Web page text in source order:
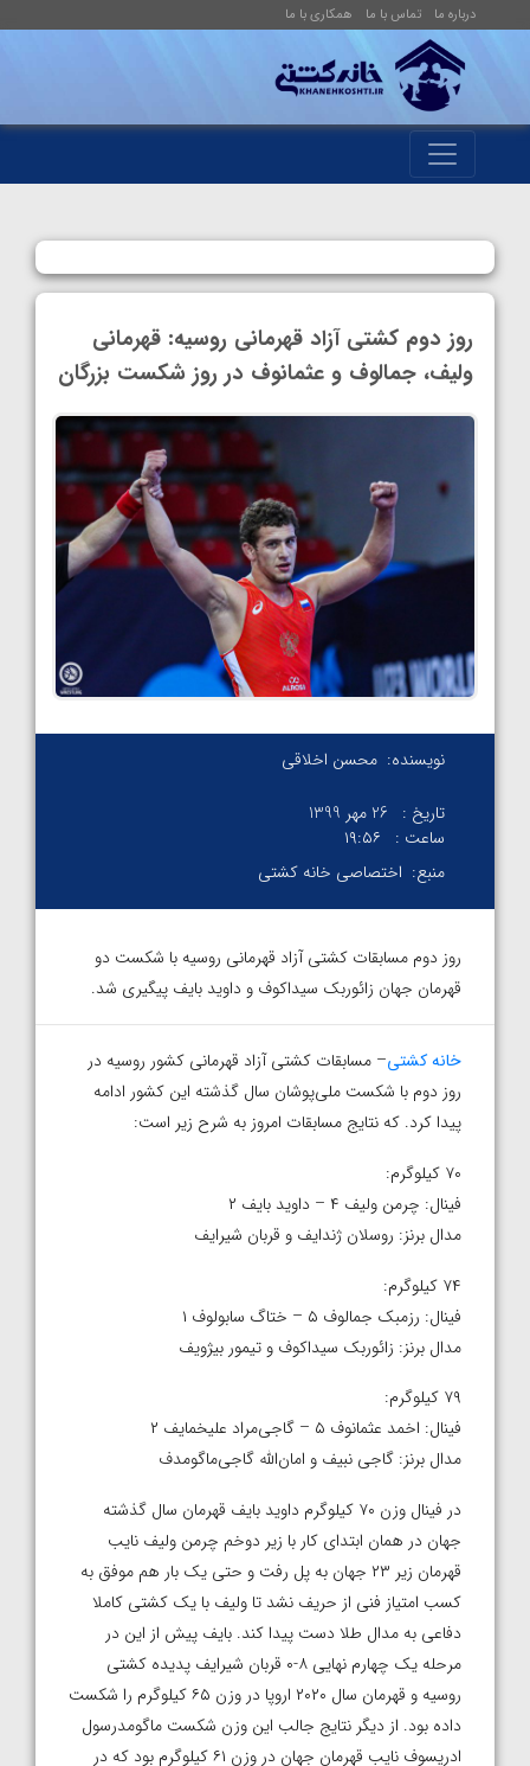
درباره ما تماس با ما همکاری با ما
روز دوم کشتی آزاد قهرمانی روسیه: قهرمانی
ولیف، جمالوف و عثمانوف در روز شکست بزرگان
نویسنده: محسن اخلاقی
تاریخ :
26 مهر 1399
ساعت :
۱۹:۵۶
منبع: اختصاصی خانه کشتی
روز دوم مسابقات کشتی آزاد قهرمانی روسیه با شکست دو
قهرمان جهان زائوربک سیداکوف و داوید بایف پیگیری شد.
خانه کشتی– مسابقات کشتی آزاد قهرمانی کشور روسیه در
روز دوم با شکست ملی‌پوشان سال گذشته این کشور ادامه
پیدا کرد. که نتایج مسابقات امروز به شرح زیر است:
۷۰ کیلوگرم:
فینال: چرمن ولیف ۴ – داوید بایف ۲
مدال برنز: روسلان ژندایف و قربان شیرایف
۷۴ کیلوگرم:
فینال: رزمبک جمالوف ۵ – ختاگ سابولوف ۱
مدال برنز: زائوربک سیداکوف و تیمور بیژویف
۷۹ کیلوگرم:
فینال: اخمد عثمانوف ۵ – گاجی‌مراد علیخمایف ۲
مدال برنز: گاجی نبیف و امان‌الله گاجی‌ماگومدف
در فینال وزن ۷۰ کیلوگرم داوید بایف قهرمان سال گذشته
جهان در همان ابتدای کار با زیر دوخم چرمن ولیف نایب
قهرمان زیر ۲۳ جهان به پل رفت و حتی یک بار هم موفق به
کسب امتیاز فنی از حریف نشد تا ولیف با یک کشتی کاملا
دفاعی به مدال طلا دست پیدا کند. بایف پیش از این در
مرحله یک چهارم نهایی ۸-۰ قربان شیرایف پدیده کشتی
روسیه و قهرمان سال ۲۰۲۰ اروپا در وزن ۶۵ کیلوگرم را شکست
داده بود. از دیگر نتایج جالب این وزن شکست ماگومدرسول
ادریسوف نایب قهرمان جهان در وزن ۶۱ کیلوگرم بود که در